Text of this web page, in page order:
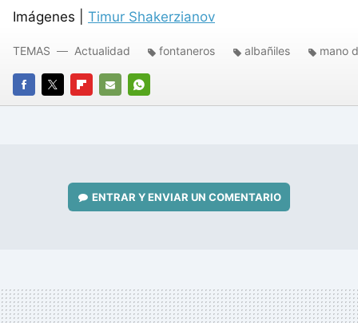
Imágenes | Timur Shakerzianov
FACEBOOK
TWITTERFLIPBOARD
E-
WHATSAPP
TEMAS Actualidad fontaneros albañiles mano
ENTRAR Y ENVIAR UN COMENTARIO